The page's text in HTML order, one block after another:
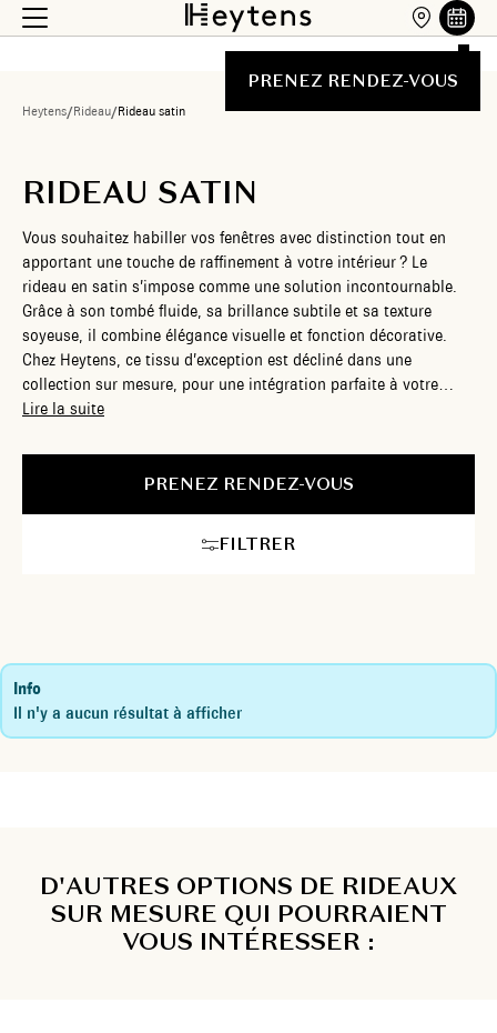
PRENEZ RENDEZ-VOUS
Heytens/Rideau/Rideau satin
RIDEAU SATIN
Vous souhaitez habiller vos fenêtres avec distinction tout en
apportant une touche de raffinement à votre intérieur ? Le
rideau en satin s’impose comme une solution incontournable.
Grâce à son tombé fluide, sa brillance subtile et sa texture
soyeuse, il combine élégance visuelle et fonction décorative.
Chez Heytens, ce tissu d’exception est décliné dans une
collection sur mesure, pour une intégration parfaite à votre
intérieur. Du choix du tissu à la pose finale, vous bénéficiez d’un
Lire la suite
PRENEZ RENDEZ-VOUS
FILTRER
Info
Il n'y a aucun résultat à afficher
D'AUTRES OPTIONS DE RIDEAUX
SUR MESURE QUI POURRAIENT
VOUS INTÉRESSER :